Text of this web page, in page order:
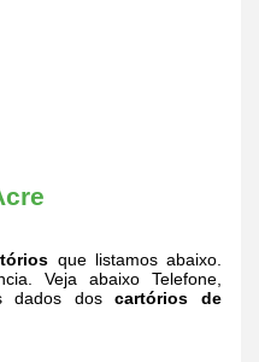
que listamos abaixo.
Veja abaixo Telefone,
dados doscartórios de